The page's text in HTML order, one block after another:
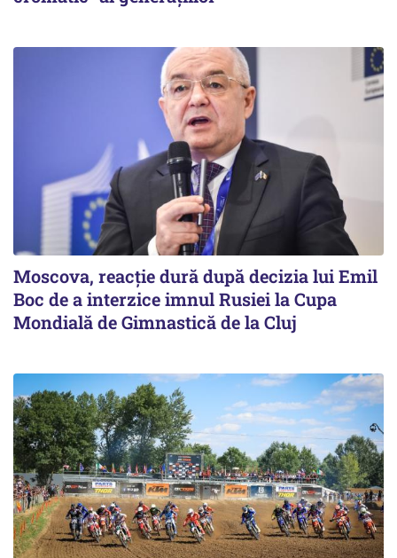
Moscova, reacție dură după decizia lui Emil
Boc de a interzice imnul Rusiei la Cupa
Mondială de Gimnastică de la Cluj